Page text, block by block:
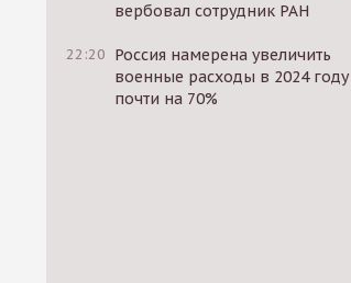
вербовал сотрудник РАН
22:20 Россия намерена увеличить
военные расходы в 2024 году
почти на 70%